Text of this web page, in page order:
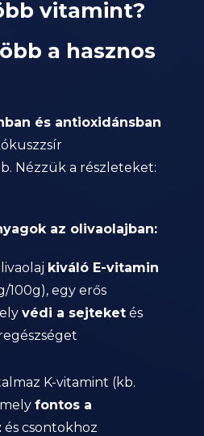
vitamint?
a hasznos
és antioxidánsban
Nézzük a részleteket:
az olivaolajban:
kiváló E-vitamin
100g), egy erős
védi a sejteket és
K-vitamint (kb.
fontos a
és csontokhoz